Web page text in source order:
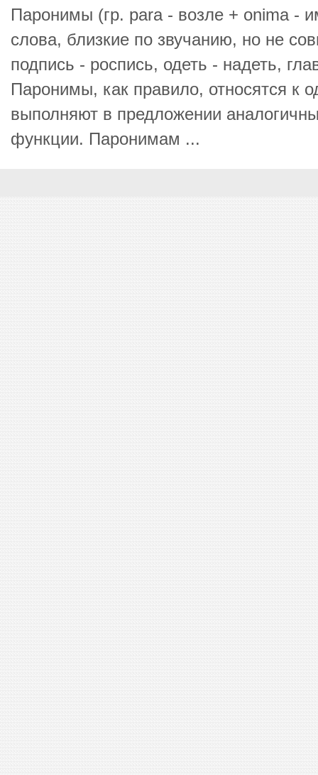
Паронимы (гр. para - возле + onima -
слова, близкие по звучанию, но не
подпись - роспись, одеть - надеть,
Паронимы, как правило, относятся к
выполняют в предложении
функции. Паронимам ...